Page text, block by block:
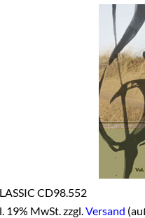
CD98.552
19% MwSt. zzgl. Versand